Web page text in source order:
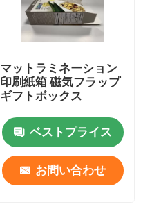
マットラミネーション
印刷紙箱 磁気フラップ
ギフトボックス
ベストプライス
お問い合わせ